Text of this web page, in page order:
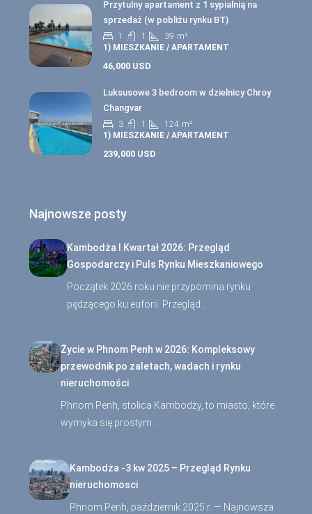
Przytulny apartament z 1 sypialnią na
sprzedaż (w pobliżu rynku BT)
1 1 39 m²
1) MIESZKANIE / APARTAMENT
46,000 USD
Luksusowe 3 bedroom w dzielnicy Chroy
Changvar
3 1 124 m²
1) MIESZKANIE / APARTAMENT
239,000 USD
Najnowsze posty
Kambodża I Kwartał 2026: Przegląd
Gospodarczy i Puls Rynku Mieszkaniowego
Początek 2026 roku nie przypomina rynku
pędzącego ku euforii. Przegląd…
Życie w Phnom Penh w 2026: Kompleksowy
przewodnik po zaletach, wadach i rynku
nieruchomości
Phnom Penh, stolica Kambodży, to miasto, które
wymyka się prostym…
Kambodża -3 kw 2025 – Przegląd Rynku
nieruchomosci
Phnom Penh, październik 2025 r. — Najnowsza